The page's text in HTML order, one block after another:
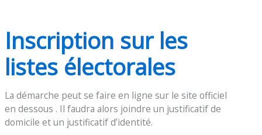
Inscription sur les
listes électorales
La démarche peut se faire en ligne sur le site officiel
en dessous . Il faudra alors joindre un justificatif de
domicile et un justificatif d’identité.